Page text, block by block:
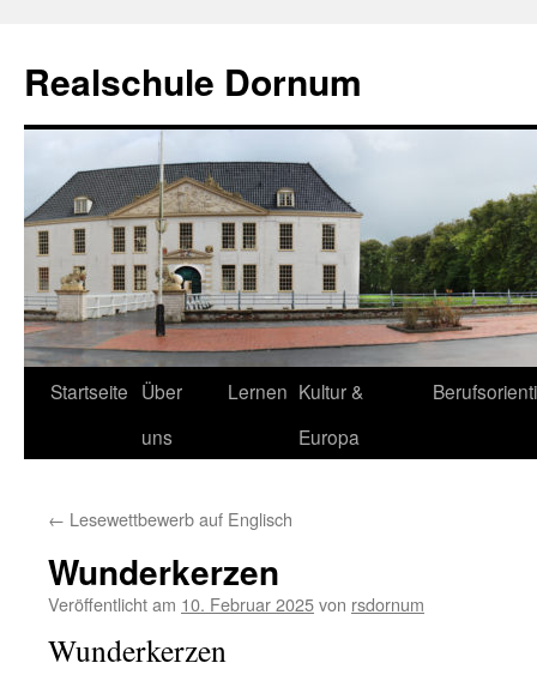
springen
Realschule Dornum
Startseite Über
uns
Lernen Kultur &
Europa
← Lesewettbewerb auf Englisch
Wunderkerzen
Veröffentlicht am 10. Februar 2025von rsdornum
Wunderkerzen